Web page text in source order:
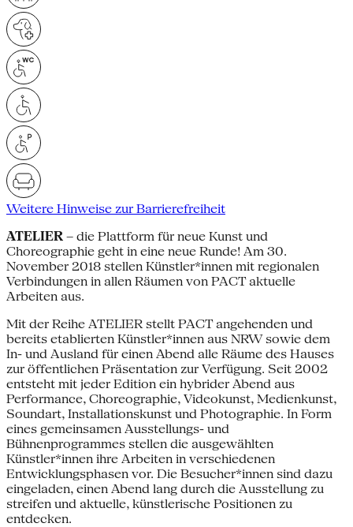
Weitere Hinweise zur Barrierefreiheit
ATELIER – die Plattform für neue Kunst und
Choreographie geht in eine neue Runde! Am 30.
November 2018 stellen Künstler*innen mit regionalen
Verbindungen in allen Räumen von PACT aktuelle
Arbeiten aus.
Mit der Reihe ATELIER stellt PACT angehenden und
bereits etablierten Künstler*innen aus NRW sowie dem
In- und Ausland für einen Abend alle Räume des Hauses
zur öffentlichen Präsentation zur Verfügung. Seit 2002
entsteht mit jeder Edition ein hybrider Abend aus
Performance, Choreographie, Videokunst, Medienkunst,
Soundart, Installationskunst und Photographie. In Form
eines gemeinsamen Ausstellungs- und
Bühnenprogrammes stellen die ausgewählten
Künstler*innen ihre Arbeiten in verschiedenen
Entwicklungsphasen vor. Die Besucher*innen sind dazu
eingeladen, einen Abend lang durch die Ausstellung zu
streifen und aktuelle, künstlerische Positionen zu
entdecken.